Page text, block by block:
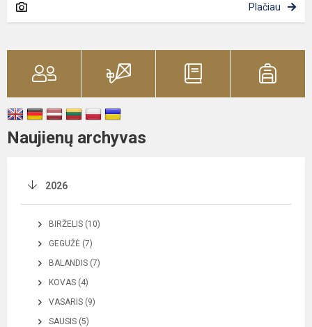
Plačiau
Naujienų archyvas
2026
BIRŽELIS (10)
GEGUŽĖ (7)
BALANDIS (7)
KOVAS (4)
VASARIS (9)
SAUSIS (5)